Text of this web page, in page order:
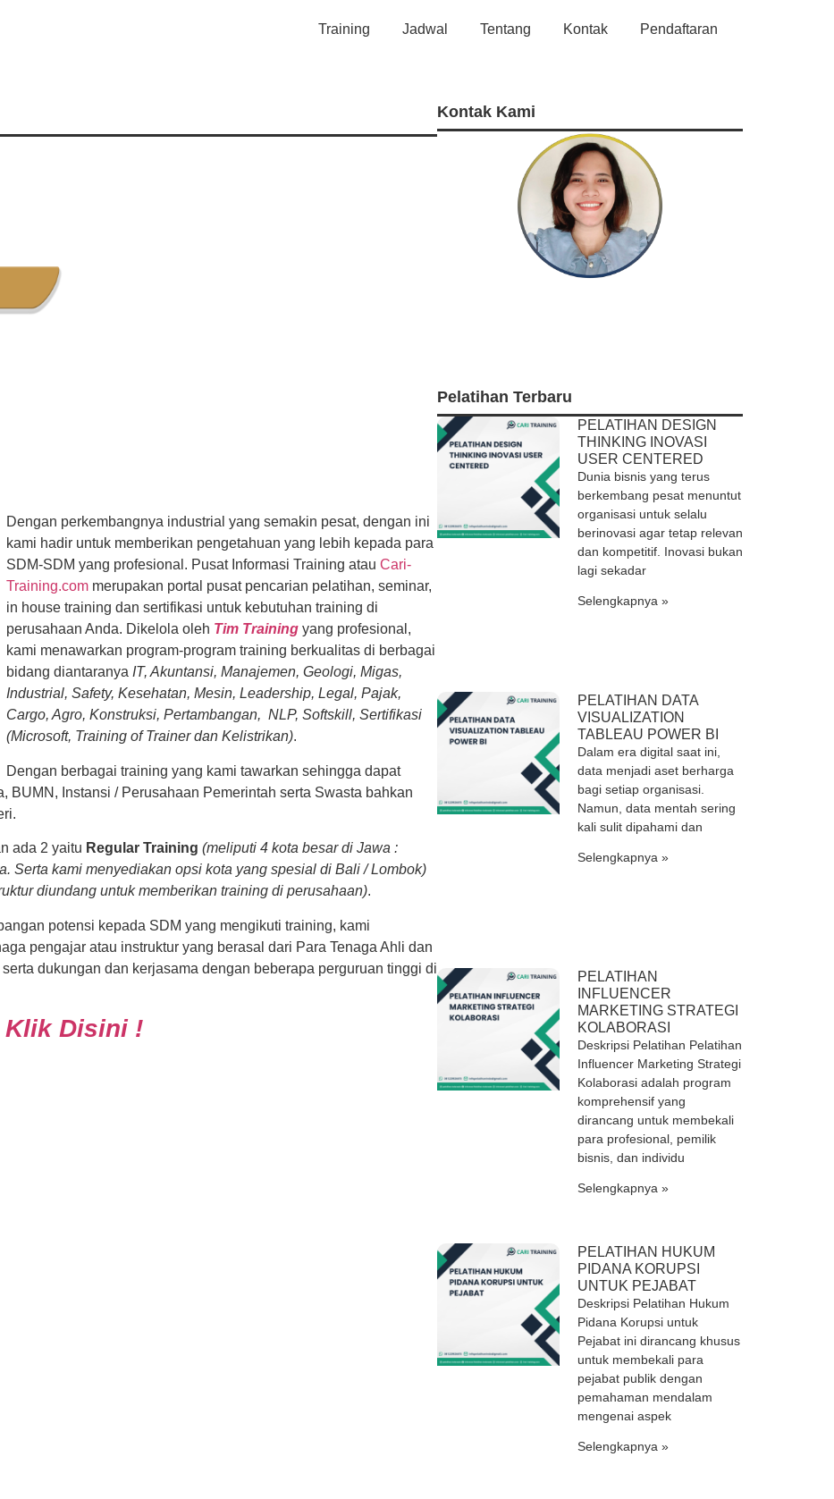
Training Jadwal Tentang Kontak Pendaftaran
Dengan perkembangnya industrial yang semakin pesat, dengan ini
kami hadir untuk memberikan pengetahuan yang lebih kepada para
SDM-SDM yang profesional. Pusat Informasi Training atau Cari-
Training.com merupakan portal pusat pencarian pelatihan, seminar,
in house training dan sertifikasi untuk kebutuhan training di
perusahaan Anda. Dikelola oleh Tim Training yang profesional,
kami menawarkan program-program training berkualitas di berbagai
bidang diantaranya IT, Akuntansi, Manajemen, Geologi, Migas,
Industrial, Safety, Kesehatan, Mesin, Leadership, Legal, Pajak,
Cargo, Agro, Konstruksi, Pertambangan, NLP, Softskill, Sertifikasi
(Microsoft, Training of Trainer dan Kelistrikan).
Dengan berbagai training yang kami tawarkan sehingga dapat
BUMN, Instansi / Perusahaan Pemerintah serta Swasta bahkan
ada 2 yaitu Regular Training (meliputi 4 kota besar di Jawa :
Serta kami menyediakan opsi kota yang spesial di Bali / Lombok)
diundang untuk memberikan training di perusahaan).
potensi kepada SDM yang mengikuti training, kami
pengajar atau instruktur yang berasal dari Para Tenaga Ahli dan
dukungan dan kerjasama dengan beberapa perguruan tinggi di
Klik Disini !
Kontak Kami
Pelatihan Terbaru
PELATIHAN DESIGN
THINKING INOVASI
USER CENTERED
Dunia bisnis yang terus
berkembang pesat menuntut
organisasi untuk selalu
berinovasi agar tetap relevan
dan kompetitif. Inovasi bukan
lagi sekadar
Selengkapnya »
PELATIHAN DATA
VISUALIZATION
TABLEAU POWER BI
Dalam era digital saat ini,
data menjadi aset berharga
bagi setiap organisasi.
Namun, data mentah sering
kali sulit dipahami dan
Selengkapnya »
PELATIHAN
INFLUENCER
MARKETING STRATEGI
KOLABORASI
Deskripsi Pelatihan Pelatihan
Influencer Marketing Strategi
Kolaborasi adalah program
komprehensif yang
dirancang untuk membekali
para profesional, pemilik
bisnis, dan individu
Selengkapnya »
PELATIHAN HUKUM
PIDANA KORUPSI
UNTUK PEJABAT
Deskripsi Pelatihan Hukum
Pidana Korupsi untuk
Pejabat ini dirancang khusus
untuk membekali para
pejabat publik dengan
pemahaman mendalam
mengenai aspek
Selengkapnya »